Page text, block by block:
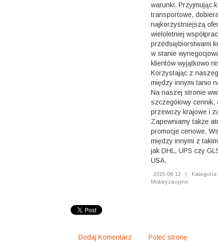
warunki. Przyjmując
transportowe,
najkorzystniejszą
wieloletniej
przedsiębiorstwami
w stanie
klientów wyjątkowo
Korzystając z
między innymi tanio
Na naszej stronie
szczegółowy cennik,
przewozy krajowe i
Zapewniamy także
promocje cenowe.
między innymi z
jak DHL, UPS czy
USA.
2015-08-12 |
Motoryzacyjne
Dodaj Komentarz Poleć stronę